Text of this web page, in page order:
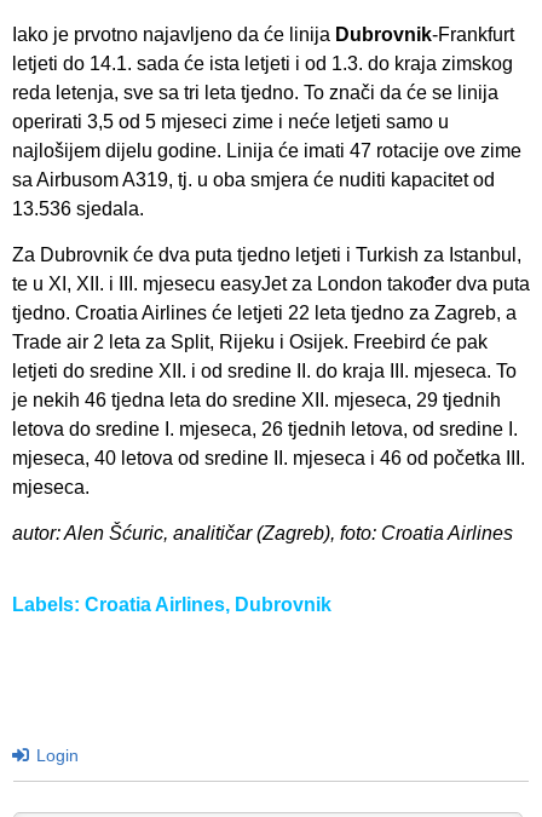
Iako je prvotno najavljeno da će linija Dubrovnik-Frankfurt
letjeti do 14.1. sada će ista letjeti i od 1.3. do kraja zimskog
reda letenja, sve sa tri leta tjedno. To znači da će se linija
operirati 3,5 od 5 mjeseci zime i neće letjeti samo u
najlošijem dijelu godine. Linija će imati 47 rotacije ove zime
sa Airbusom A319, tj. u oba smjera će nuditi kapacitet od
13.536 sjedala.
Za Dubrovnik će dva puta tjedno letjeti i Turkish za Istanbul,
te u XI, XII. i III. mjesecu easyJet za London također dva puta
tjedno. Croatia Airlines će letjeti 22 leta tjedno za Zagreb, a
Trade air 2 leta za Split, Rijeku i Osijek. Freebird će pak
letjeti do sredine XII. i od sredine II. do kraja III. mjeseca. To
je nekih 46 tjedna leta do sredine XII. mjeseca, 29 tjednih
letova do sredine I. mjeseca, 26 tjednih letova, od sredine I.
mjeseca, 40 letova od sredine II. mjeseca i 46 od početka III.
mjeseca.
autor: Alen Šćuric, analitičar (Zagreb), foto: Croatia Airlines
Labels: Croatia Airlines, Dubrovnik
Login